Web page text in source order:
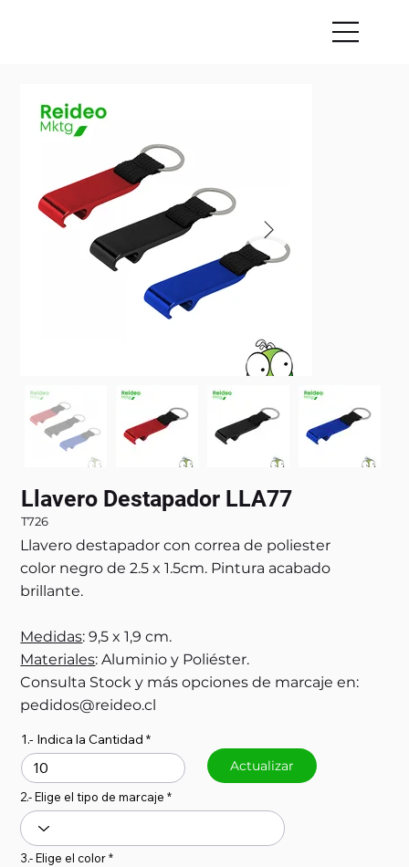
Llavero Destapador LLA77
T726
Llavero destapador con correa de poliester
color negro de 2.5 x 1.5cm. Pintura acabado
brillante.
Medidas: 9,5 x 1,9 cm.
Materiales: Aluminio y Poliéster.
Consulta Stock y más opciones de marcaje en:
pedidos@reideo.cl
1.- Indica la Cantidad
Actualizar
2.- Elige el tipo de marcaje
3.- Elige el color